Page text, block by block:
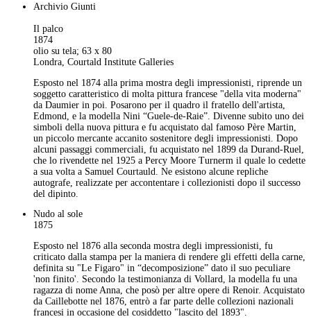
Archivio Giunti
Il palco
1874
olio su tela; 63 x 80
Londra, Courtald Institute Galleries
Esposto nel 1874 alla prima mostra degli impressionisti, riprende un
soggetto caratteristico di molta pittura francese "della vita moderna"
da Daumier in poi. Posarono per il quadro il fratello dell'artista,
Edmond, e la modella Nini “Guele-de-Raie”. Divenne subito uno dei
simboli della nuova pittura e fu acquistato dal famoso Père Martin,
un piccolo mercante accanito sostenitore degli impressionisti. Dopo
alcuni passaggi commerciali, fu acquistato nel 1899 da Durand-Ruel,
che lo rivendette nel 1925 a Percy Moore Turnerm il quale lo cedette
a sua volta a Samuel Courtauld. Ne esistono alcune repliche
autografe, realizzate per accontentare i collezionisti dopo il successo
del dipinto.
Nudo al sole
1875
Esposto nel 1876 alla seconda mostra degli impressionisti, fu
criticato dalla stampa per la maniera di rendere gli effetti della carne,
definita su "Le Figaro" in “decomposizione” dato il suo peculiare
'non finito'. Secondo la testimonianza di Vollard, la modella fu una
ragazza di nome Anna, che posò per altre opere di Renoir. Acquistato
da Caillebotte nel 1876, entrò a far parte delle collezioni nazionali
francesi in occasione del cosiddetto "lascito del 1893".